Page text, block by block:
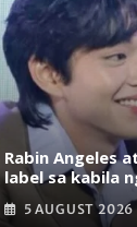
Rabin Angeles
label sa kabila
5 AUGUST 2026